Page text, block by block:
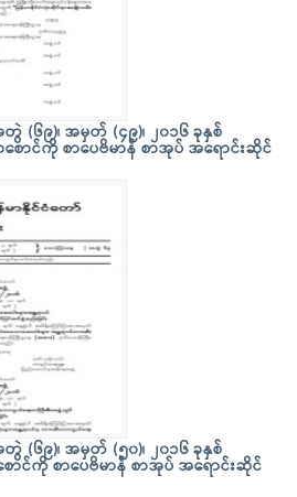
(၆၉)၊ အမှတ် (၄၉)၊ ၂၀၁၆ ခုနှစ်
ာင်ကို စာပေဗိမာန် စာအုပ် အရောင်းဆိုင်
(၆၉)၊ အမှတ် (၅၀)၊ ၂၀၁၆ ခုနှစ်
င်ကို စာပေဗိမာန် စာအုပ် အရောင်းဆိုင်